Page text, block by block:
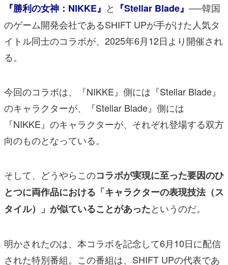
その他
電ファミニコゲーマーとは？
『勝利の女神：NIKKE』 と 『Stellar Blade』 ──韓国
のゲーム開発会社であるSHIFT UPが手がけた人気タ
イトル同士のコラボが、2025年6月12日より開催され
る。
今回のコラボは、『NIKKE』側には『Stellar Blade』
のキャラクターが、『Stellar Blade』側には
『NIKKE』のキャラクターが、それぞれ登場する双方
向のものとなっている。
そして、どうやらこのコラボが実現に至った要因のひ
とつに両作品における「キャラクターの表現技法（ス
タイル）」が似ていることがあったというのだ。
明かされたのは、本コラボを記念して6月10日に配信
された特別番組。この番組は、SHIFT UPの代表であ